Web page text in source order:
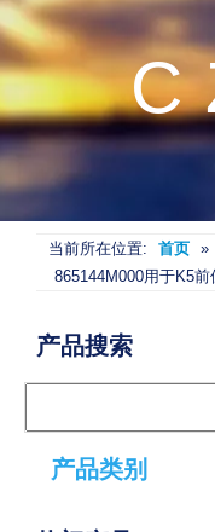
当前所在位置: 首页 »
865144M000用于K5
产品搜索
产品类别